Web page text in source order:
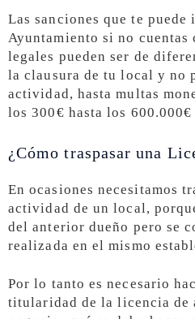
Las sanciones que te puede
Ayuntamiento si no cuentas
legales pueden ser de
la clausura de tu local y no
actividad, hasta multas
los 300€ hasta los 600.000€
¿Cómo traspasar una
En ocasiones necesitamos
actividad de un local,
del anterior dueño pero se
realizada en el mismo
Por lo tanto es necesario
titularidad de la licencia de